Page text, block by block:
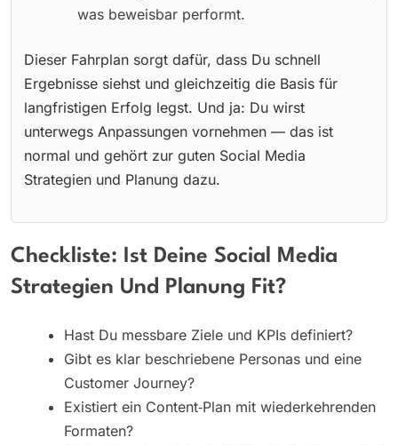
was beweisbar performt.
Dieser Fahrplan sorgt dafür, dass Du schnell
Ergebnisse siehst und gleichzeitig die Basis für
langfristigen Erfolg legst. Und ja: Du wirst
unterwegs Anpassungen vornehmen — das ist
normal und gehört zur guten Social Media
Strategien und Planung dazu.
Checkliste: Ist Deine Social Media
Strategien Und Planung Fit?
Hast Du messbare Ziele und KPIs definiert?
Gibt es klar beschriebene Personas und eine
Customer Journey?
Existiert ein Content‑Plan mit wiederkehrenden
Formaten?